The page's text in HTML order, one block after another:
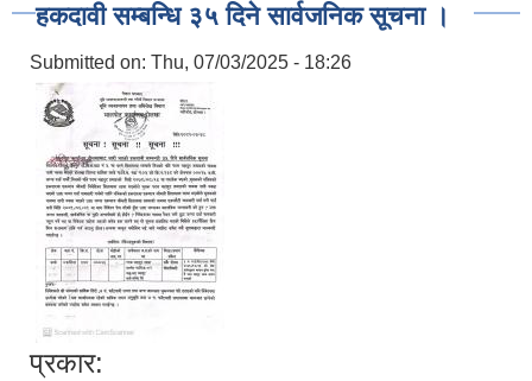
हकदावी सम्बन्धि ३५ दिने सार्वजनिक सूचना ।
Submitted on: Thu, 07/03/2025 - 18:26
प्रकार: